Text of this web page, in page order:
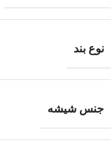
نوع بند
جنس شیشه